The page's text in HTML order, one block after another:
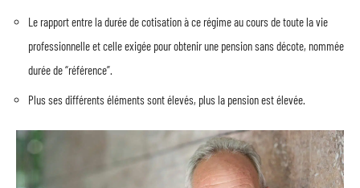
Le rapport entre la durée de cotisation à ce régime au cours de toute la vie
professionnelle et celle exigée pour obtenir une pension sans décote, nommée
durée de “référence”.
Plus ses différents éléments sont élevés, plus la pension est élevée.